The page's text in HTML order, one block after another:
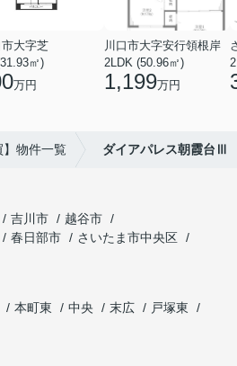
市大字芝
㎡)
万円
川口市大字安行領根岸
2LDK (50.96㎡)
1,199万円
】物件一覧 ダイアパレス朝霞台Ⅲ
吉川市
越谷市
春日部市
さいたま市中央区
本町東 中央 末広
戸塚東